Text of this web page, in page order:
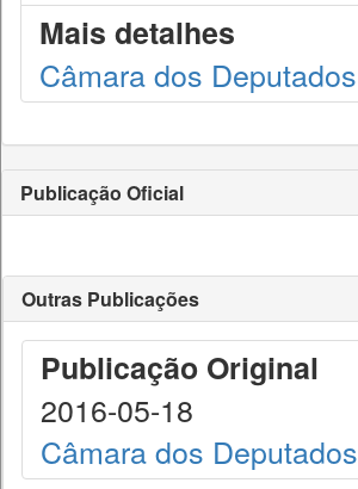
Mais detalhes
Câmara dos Deputados
Publicação Oficial
Outras Publicações
Publicação Original
2016-05-18
Câmara dos Deputados